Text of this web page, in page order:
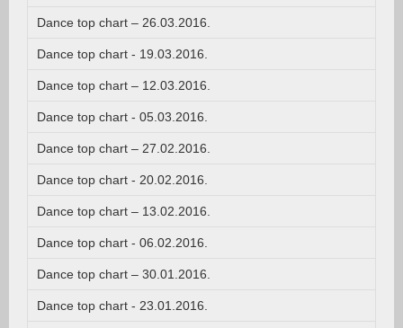
Dance top chart – 26.03.2016.
Dance top chart - 19.03.2016.
Dance top chart – 12.03.2016.
Dance top chart - 05.03.2016.
Dance top chart – 27.02.2016.
Dance top chart - 20.02.2016.
Dance top chart – 13.02.2016.
Dance top chart - 06.02.2016.
Dance top chart – 30.01.2016.
Dance top chart - 23.01.2016.